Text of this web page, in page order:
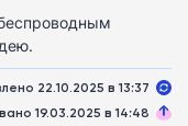
22.10.2025 в 13:37
19.03.2025 в 14:48